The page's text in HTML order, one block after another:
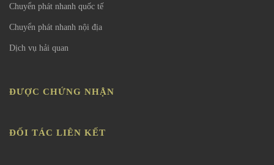
Chuyển phát nhanh quốc tế
Chuyển phát nhanh nội địa
Dịch vụ hải quan
ĐƯỢC CHỨNG NHẬN
ĐỐI TÁC LIÊN KẾT